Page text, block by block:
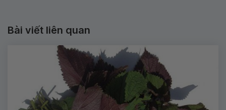
Bài viết liên quan